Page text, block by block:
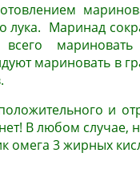
лука. Маринад
мариновать
мариновать в
и
В любом случае,
омега 3 жирных